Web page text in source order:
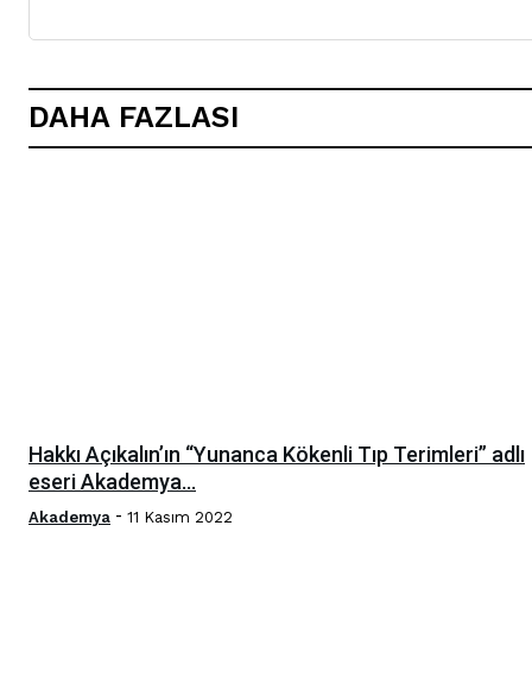
DAHA FAZLASI
Hakkı Açıkalın’ın “Yunanca Kökenli Tıp Terimleri” adlı
eseri Akademya...
Akademya - 11 Kasım 2022